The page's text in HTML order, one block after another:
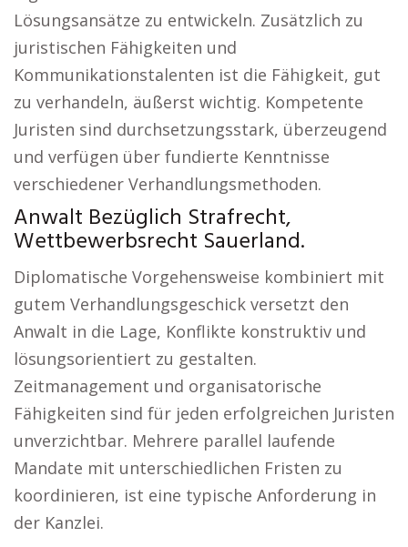
Lösungsansätze zu entwickeln. Zusätzlich zu
juristischen Fähigkeiten und
Kommunikationstalenten ist die Fähigkeit, gut
zu verhandeln, äußerst wichtig. Kompetente
Juristen sind durchsetzungsstark, überzeugend
und verfügen über fundierte Kenntnisse
verschiedener Verhandlungsmethoden.
Anwalt Bezüglich Strafrecht,
Wettbewerbsrecht Sauerland.
Diplomatische Vorgehensweise kombiniert mit
gutem Verhandlungsgeschick versetzt den
Anwalt in die Lage, Konflikte konstruktiv und
lösungsorientiert zu gestalten.
Zeitmanagement und organisatorische
Fähigkeiten sind für jeden erfolgreichen Juristen
unverzichtbar. Mehrere parallel laufende
Mandate mit unterschiedlichen Fristen zu
koordinieren, ist eine typische Anforderung in
der Kanzlei.